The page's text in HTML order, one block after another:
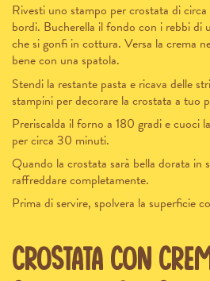
Rivesti uno stampo per crostata di
bordi. Bucherella il fondo con i rebbi di
che si gonfi in cottura. Versa la crema
bene con una spatola.
Stendi la restante pasta e ricava delle
stampini per decorare la crostata a tuo
Preriscalda il forno a 180 gradi e cuoci
per circa 30 minuti.
Quando la crostata sarà bella dorata in
raffreddare completamente.
Prima di servire, spolvera la superficie
Crostata con